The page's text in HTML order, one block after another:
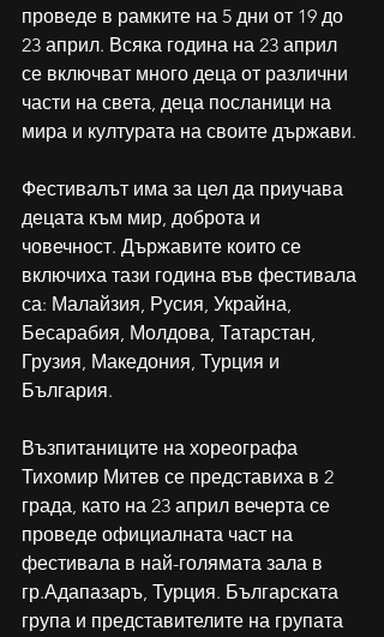
проведе в рамките на 5 дни от 19 до
23 април. Всяка година на 23 април
се включват много деца от различни
части на света, деца посланици на
мира и културата на своите държави.
Фестивалът има за цел да приучава
децата към мир, доброта и
човечност. Държавите които се
включиха тази година във фестивала
са: Малайзия, Русия, Украйна,
Бесарабия, Молдова, Татарстан,
Грузия, Македония, Турция и
България.
Възпитаниците на хореографа
Тихомир Митев се представиха в 2
града, като на 23 април вечерта се
проведе официалната част на
фестивала в най-голямата зала в
гр.Адапазаръ, Турция. Българската
група и представителите на групата